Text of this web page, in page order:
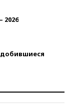
2026